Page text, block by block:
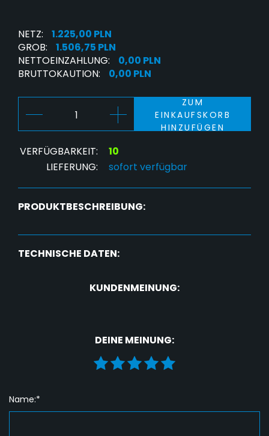
NETZ:
1.225,00 PLN
GROB:
1.506,75 PLN
NETTOEINZAHLUNG:
0,00 PLN
BRUTTOKAUTION:
0,00 PLN
ZUM
EINKAUFSKORB
HINZUFÜGEN
VERFÜGBARKEIT:
10
LIEFERUNG:
sofort verfügbar
PRODUKTBESCHREIBUNG:
TECHNISCHE DATEN:
KUNDENMEINUNG:
DEINE MEINUNG:
Name:*